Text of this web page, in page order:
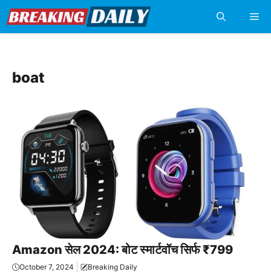
content
boat
Amazon सेल 2024: बोट स्मार्टवॉच सिर्फ ₹799
October 7, 2024 Breaking Daily